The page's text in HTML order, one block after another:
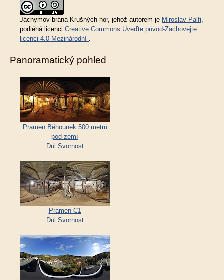
Jáchymov-brána Krušných hor, jehož autorem je Miroslav Palfi
podléhá licenci Creative Commons Uveďte původ-Zachovejte
licenci 4.0 Mezinárodní
Panoramatický pohled
Pramen Běhounek 500 metrů
pod zemí
Důl Svornost
Pramen C1
Důl Svornost